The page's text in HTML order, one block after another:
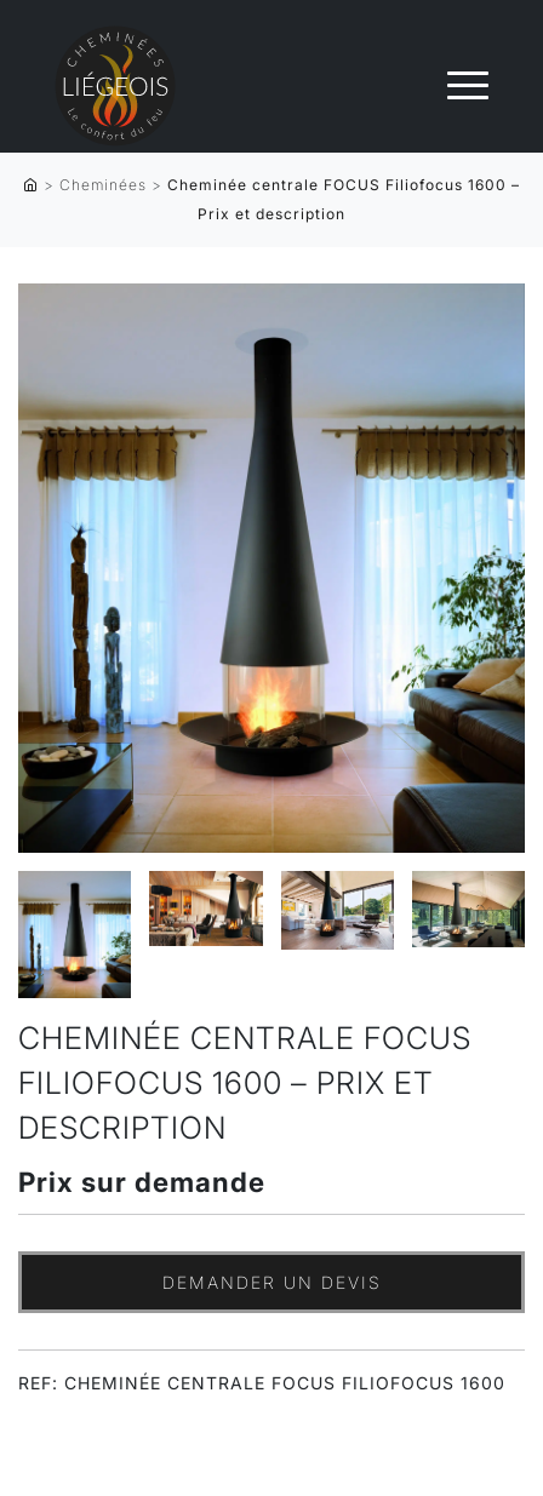
> Cheminées > Cheminée centrale FOCUS Filiofocus 1600 –
Prix et description
CHEMINÉE CENTRALE FOCUS
FILIOFOCUS 1600 – PRIX ET
DESCRIPTION
Prix sur demande
DEMANDER UN DEVIS
REF: CHEMINÉE CENTRALE FOCUS FILIOFOCUS 1600